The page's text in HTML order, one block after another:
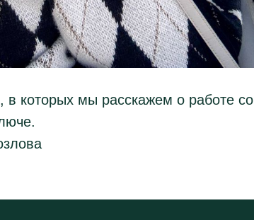
в которых мы расскажем о работе со